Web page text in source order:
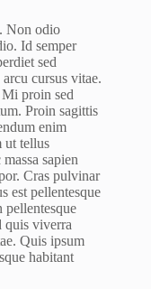
Non odio
Id semper
sed
cursus vitae.
proin sed
Proin sagittis
enim
ut tellus
sapien
Cras pulvinar
est pellentesque
pellentesque
quis viverra
Quis ipsum
habitant